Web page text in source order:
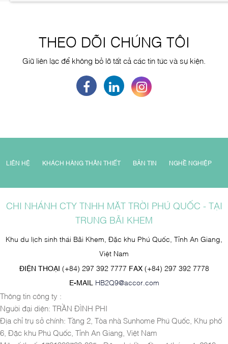
THEO DÕI CHÚNG TÔI
Giữ liên lạc để không bỏ lỡ tất cả các tin tức và sự kiện.
LIÊN HỆ KHÁCH HÀNG THÂN THIẾT BẢN TIN NGHỀ NGHIỆP
CHI NHÁNH CTY TNHH MẶT TRỜI PHÚ QUỐC - TẠI
TRUNG BÃI KHEM
Khu du lịch sinh thái Bãi Khem, Đặc khu Phú Quốc, Tỉnh An Giang,
Việt Nam
ĐIỆN THOẠI (+84) 297 392 7777 FAX (+84) 297 392 7778
E-MAIL HB2Q9@accor.com
Thông tin công ty :
Người đại diện: TRẦN ĐÌNH PHI
Địa chỉ trụ sở chính: Tầng 2, Tòa nhà Sunhome Phú Quốc, Khu phố
6, Đặc khu Phú Quốc, Tỉnh An Giang, Việt Nam